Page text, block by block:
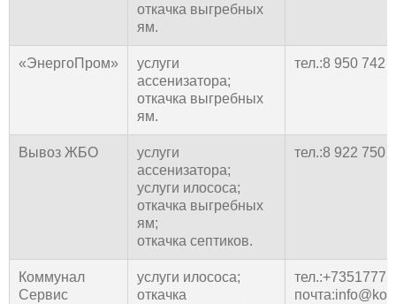
откачка выгребных
ям.
«ЭнергоПром»
услуги
ассенизатора;
откачка выгребных
ям.
тел.:8 950 742
Вывоз ЖБО
услуги
ассенизатора;
услуги илососа;
откачка выгребных
ям;
откачка септиков.
тел.:8 922 750
Коммунал
Сервис
услуги илососа;
откачка